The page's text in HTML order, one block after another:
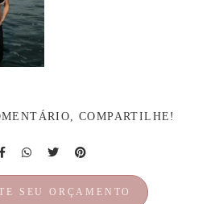
COMPARTILHE!
SEU ORÇAMENTO